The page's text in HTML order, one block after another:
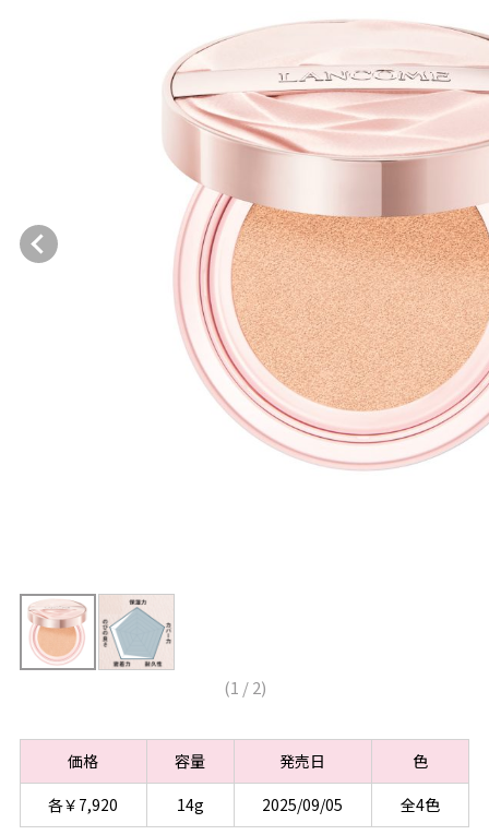
(1 /2)
価格 容量 発売日
色
各￥7,920
14g 2025/09/05 全4色